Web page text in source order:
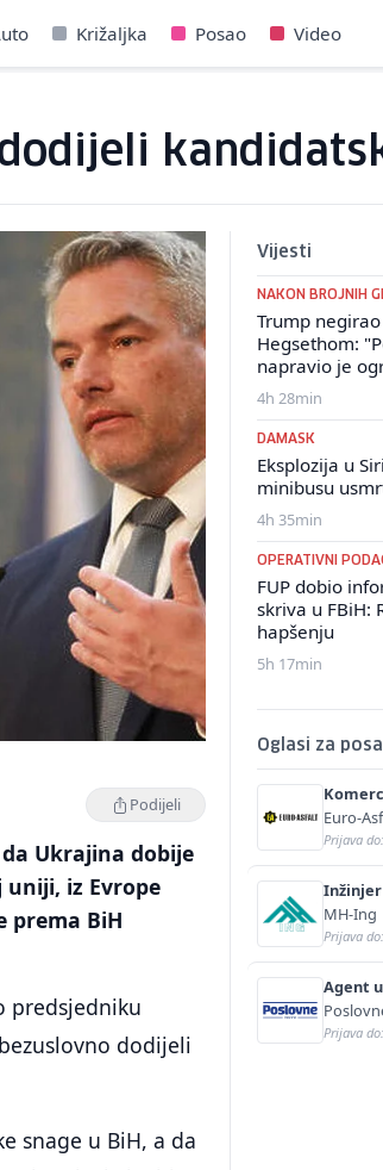
Križaljka Posao Video
Podijeli
Ukrajina dobije
iz Evrope
prema BiH
predsjedniku
dodijeli
snage u BiH, a da
Vijesti
NAKON BROJNIH
Trump
Hegsethom:
napravio je
4h 28min
DAMASK
Eksplozija u
minibusu
4h 35min
OPERATIVNI
FUP dobio
skriva u FBiH:
hapšenju
5h 17min
Oglasi za
Euro-
Prijava
(m/ž)
MH-Ing
Prijava
Agent
Prijava